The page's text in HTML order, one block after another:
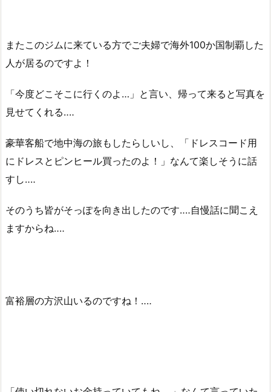
またこのジムに来ている方でご夫婦で海外100か国制覇した
人が居るのですよ！
「今度どこそこに行くのよ…」と言い、帰って来ると写真を
見せてくれる‥‥
豪華客船で地中海の旅もしたらしいし、「ドレスコード用
にドレスとピンヒール買ったのよ！」なんて楽しそうに話
すし‥‥
そのうち皆がそっぽを向き出したのです‥‥自慢話に聞こえ
ますからね‥‥
富裕層の方沢山いるのですね！‥‥